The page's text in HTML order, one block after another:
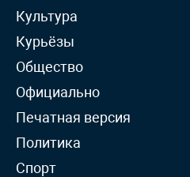
Культура
Курьёзы
Общество
Официально
Печатная версия
Политика
Спорт